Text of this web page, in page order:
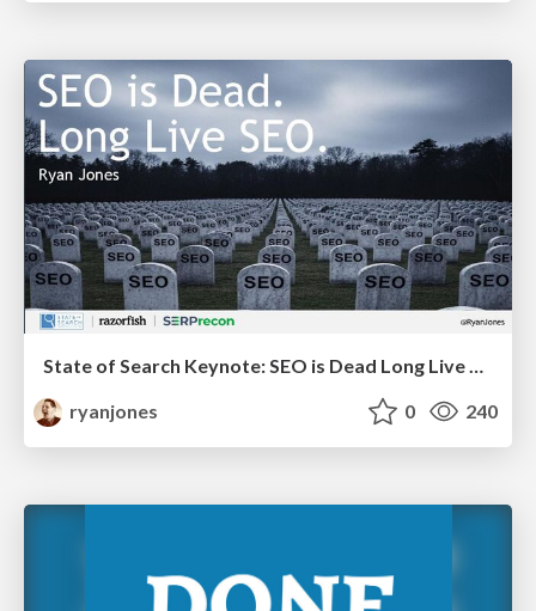
State of Search Keynote: SEO is Dead Long Live SEO
ryanjones
0 240